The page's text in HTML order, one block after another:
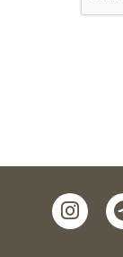
instagram